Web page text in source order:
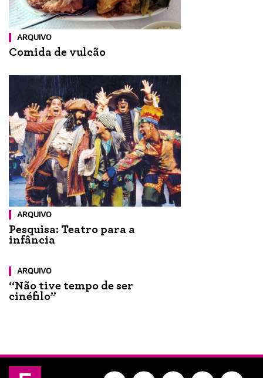
ARQUIVO
Comida de vulcão
ARQUIVO
Pesquisa: Teatro para a
infância
ARQUIVO
“Não tive tempo de ser
cinéfilo”